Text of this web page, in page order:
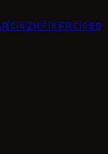
🇨🇳ZH🇫🇷FR🇪🇸ES